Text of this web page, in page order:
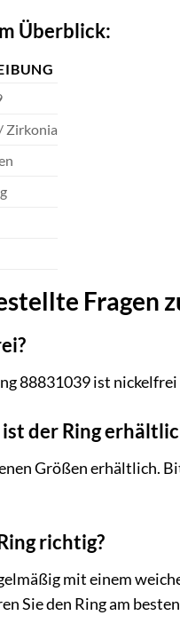
Überblick:
Zirkonia
Fragen
88831039 ist
der Ring
Größen erhältlich.
richtig?
mit einem
Sie den Ring am